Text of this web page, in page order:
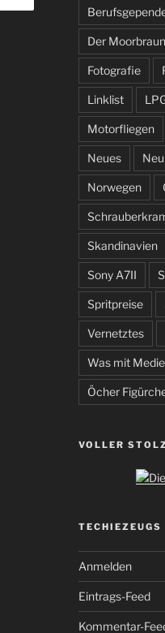
Der
Fotografie
Linklist
Motorfliegen
Neues
Norwegen
Skandinavien
Sony A7II
Spritpreise
Vernetztes
Was mit
Öcher
VOLLER
TECHIEZEUGS
Anmelden
Eintrags-Feed
Kommentar-